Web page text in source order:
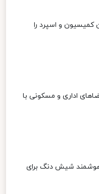
و اسپرد را
اداری و مسکونی با
هوشمند شیش دنگ برای